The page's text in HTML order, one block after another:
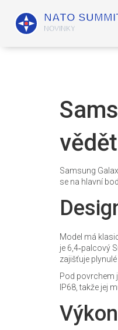
vědět
Samsung
se na hlavní
Model má
je 6,4‑palcový
zajišťuje
Pod povrchem
IP68, takže jej